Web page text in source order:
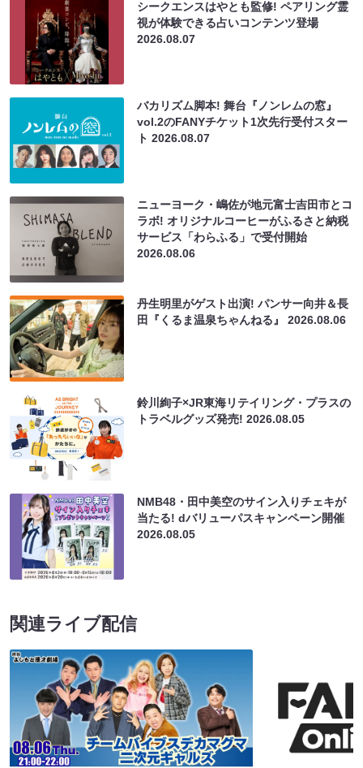
シークエンスはやとも監修! ペアリング霊
視が体験できる占いコンテンツ登場
2026.08.07
バカリズム脚本! 舞台『ノンレムの窓』
vol.2のFANYチケット1次先行受付スター
ト2026.08.07
ニューヨーク・嶋佐が地元富士吉田市とコ
ラボ! オリジナルコーヒーがふるさと納税
サービス「わらふる」で受付開始
2026.08.06
丹生明里がゲスト出演! パンサー向井＆長
田『くるま温泉ちゃんねる』2026.08.06
鈴川絢子×JR東海リテイリング・プラスの
トラベルグッズ発売!2026.08.05
NMB48・田中美空のサイン入りチェキが
当たる! dバリューパスキャンペーン開催
2026.08.05
関連ライブ配信